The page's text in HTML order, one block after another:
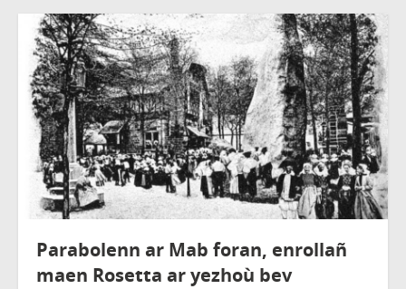
Parabolenn ar Mab foran, enrollañ
maen Rosetta ar yezhoù bev